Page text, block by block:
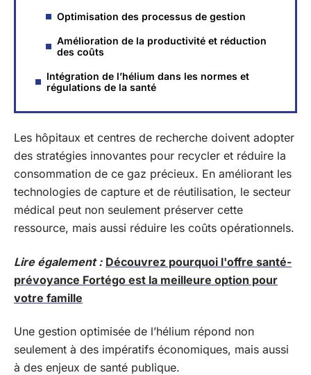
Optimisation des processus de gestion
Amélioration de la productivité et réduction
des coûts
Intégration de l’hélium dans les normes et
régulations de la santé
Les hôpitaux et centres de recherche doivent adopter
des stratégies innovantes pour recycler et réduire la
consommation de ce gaz précieux. En améliorant les
technologies de capture et de réutilisation, le secteur
médical peut non seulement préserver cette
ressource, mais aussi réduire les coûts opérationnels.
Lire également : Découvrez pourquoi l'offre santé-
prévoyance Fortégo est la meilleure option pour
votre famille
Une gestion optimisée de l’hélium répond non
seulement à des impératifs économiques, mais aussi
à des enjeux de santé publique.